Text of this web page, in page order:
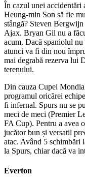
În cazul unei accidentări
Heung-min Son să fie
stângă? Steven
Ajax. Bryan Gil nu a
acum. Dacă spaniolul
atunci va fi din nou
mai degrabă rezerva lui
terenului.
Din cauza Cupei
programul oricărei
fi infernal. Spurs nu se
meci de meci (Premier
FA Cup). Pentru a avea
jucător bun și versatil
atac. Având 5 schimbări
la Spurs, chiar dacă va
Everton